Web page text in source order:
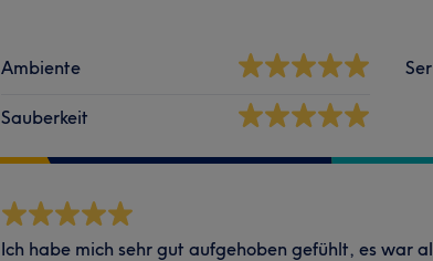
Ambiente
Sauberkeit
Ich habe mich sehr gut aufgehoben gefühlt, es war